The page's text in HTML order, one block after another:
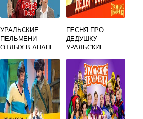
УРАЛЬСКИЕ
ПЕЛЬМЕНИ
ОТДЫХ В АНАПЕ
ПЕСНЯ ПРО
ДЕДУШКУ
УРАЛЬСКИЕ